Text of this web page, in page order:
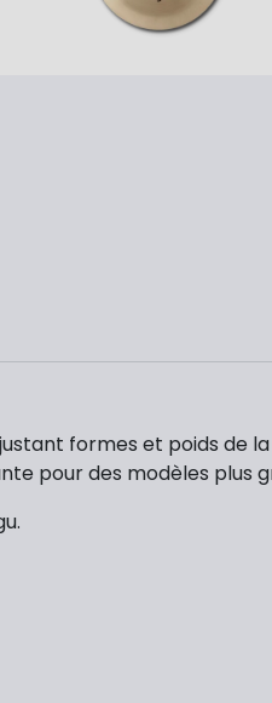
formes et poids
pour des modèles plus